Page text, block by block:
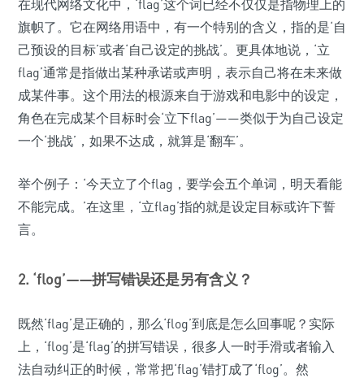
在现代网络文化中，‘flag’这个词已经不仅仅是指物理上的
旗帜了。它在网络用语中，有一个特别的含义，指的是‘自
己预设的目标’或者‘自己设定的挑战’。更具体地说，‘立
flag’通常是指做出某种承诺或声明，表示自己将在未来做
成某件事。这个用法的根源来自于游戏和电影中的设定，
角色在完成某个目标时会‘立下flag’——类似于为自己设定
一个‘挑战’，如果不达成，就算是‘翻车’。
举个例子：‘今天立了个flag，要学会五个单词，明天看能
不能完成。’在这里，‘立flag’指的就是设定目标或许下誓
言。
2. ‘flog’——拼写错误还是另有含义？
既然‘flag’是正确的，那么‘flog’到底是怎么回事呢？实际
上，‘flog’是‘flag’的拼写错误，很多人一时手滑或者输入
法自动纠正的时候，常常把‘flag’错打成了‘flog’。然